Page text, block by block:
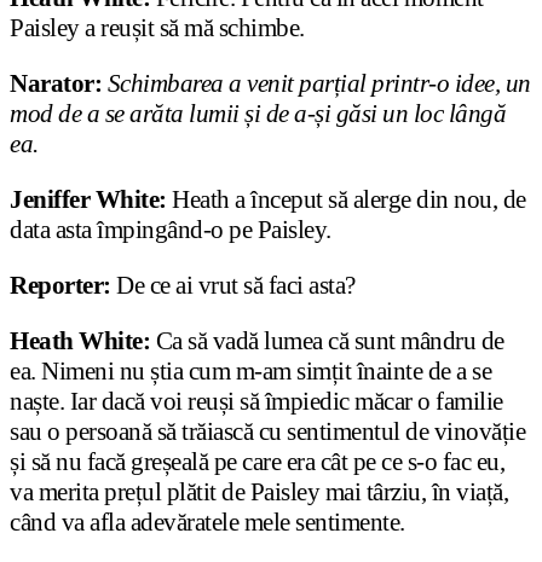
Paisley a reușit să mă schimbe.
Narator: Schimbarea a venit parțial printr-o idee, un
mod de a se arăta lumii și de a-și găsi un loc lângă
ea.
Jeniffer White: Heath a început să alerge din nou, de
data asta împingând-o pe Paisley.
Reporter: De ce ai vrut să faci asta?
Heath White: Ca să vadă lumea că sunt mândru de
ea. Nimeni nu știa cum m-am simțit înainte de a se
naște. Iar dacă voi reuși să împiedic măcar o familie
sau o persoană să trăiască cu sentimentul de vinovăție
și să nu facă greșeală pe care era cât pe ce s-o fac eu,
va merita prețul plătit de Paisley mai târziu, în viață,
când va afla adevăratele mele sentimente.